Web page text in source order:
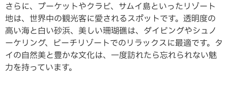
さらに、プーケットやクラビ、サムイ島といったリゾート
地は、世界中の観光客に愛されるスポットです。透明度の
高い海と白い砂浜、美しい珊瑚礁は、ダイビングやシュノ
ーケリング、ビーチリゾートでのリラックスに最適です。タ
イの自然美と豊かな文化は、一度訪れたら忘れられない魅
力を持っています。